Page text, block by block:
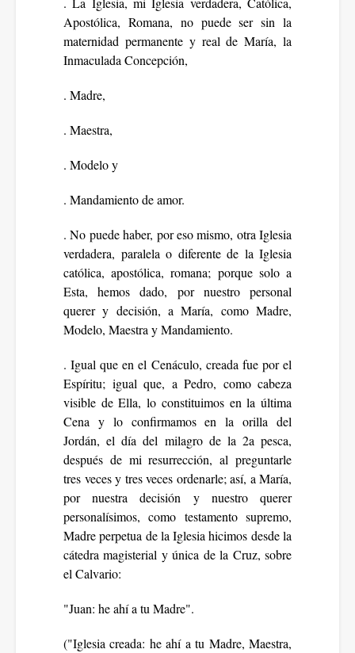
Apostólica, Romana, no puede ser sin la
maternidad permanente y real de María, la
Inmaculada Concepción,
. Madre,
. Maestra,
. Modelo y
. Mandamiento de amor.
. No puede haber, por eso mismo, otra Iglesia
verdadera, paralela o diferente de la Iglesia
católica, apostólica, romana; porque solo a
Esta, hemos dado, por nuestro personal
querer y decisión, a María, como Madre,
Modelo, Maestra y Mandamiento.
. Igual que en el Cenáculo, creada fue por el
Espíritu; igual que, a Pedro, como cabeza
visible de Ella, lo constituimos en la última
Cena y lo confirmamos en la orilla del
Jordán, el día del milagro de la 2a pesca,
después de mi resurrección, al preguntarle
tres veces y tres veces ordenarle; así, a María,
por nuestra decisión y nuestro querer
personalísimos, como testamento supremo,
Madre perpetua de la Iglesia hicimos desde la
cátedra magisterial y única de la Cruz, sobre
el Calvario:
"Juan: he ahí a tu Madre".
("Iglesia creada: he ahí a tu Madre, Maestra,